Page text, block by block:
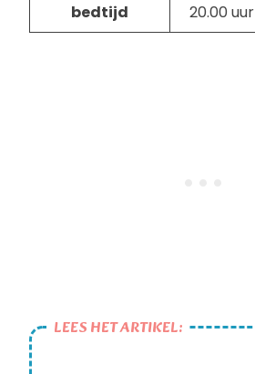
bedtijd
20.00 uur
LEES HET ARTIKEL: